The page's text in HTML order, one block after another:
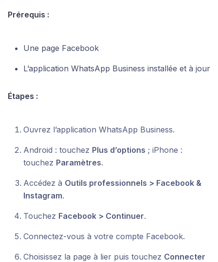
Prérequis :
Une page Facebook
L’application WhatsApp Business installée et à jour
Étapes :
Ouvrez l’application WhatsApp Business.
Android : touchez Plus d’options ; iPhone :
touchez Paramètres.
Accédez à Outils professionnels > Facebook &
Instagram.
Touchez Facebook > Continuer.
Connectez-vous à votre compte Facebook.
Choisissez la page à lier puis touchez Connecter